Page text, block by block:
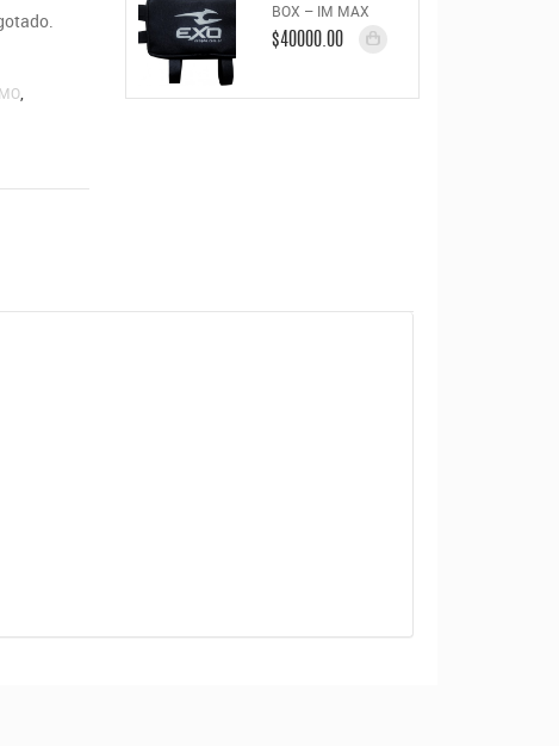
,
BOX – IM MAX
$40000.00